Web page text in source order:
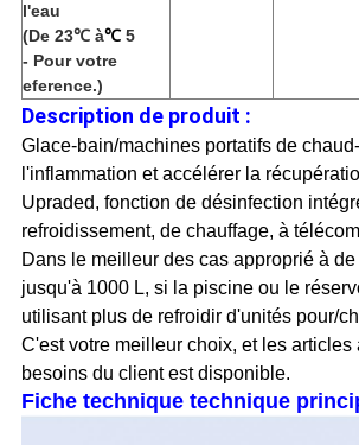
l'eau
(De 23℃ à℃5
- Pour votre
eference.)
Description de produit :
Glace-bain/machines portatifs de
l'inflammation et accélérer la
Upraded, fonction de désinfection
refroidissement, de chauffage, à
Dans le meilleur des cas approprié à
jusqu'à 1000 L, si la piscine ou le
utilisant plus de refroidir d'unités pour/
C'est votre meilleur choix, et les articles
besoins du client est disponible.
Fiche technique technique